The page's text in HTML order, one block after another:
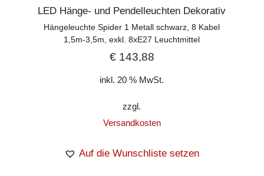
LED Hänge- und Pendelleuchten Dekorativ
Hängeleuchte Spider 1 Metall schwarz, 8 Kabel
1,5m-3,5m, exkl. 8xE27 Leuchtmittel
€143,88
inkl. 20 % MwSt.
zzgl.
Versandkosten
Auf die Wunschliste setzen